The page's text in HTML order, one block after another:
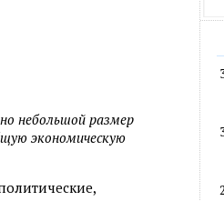
небольшой размер
экономическую